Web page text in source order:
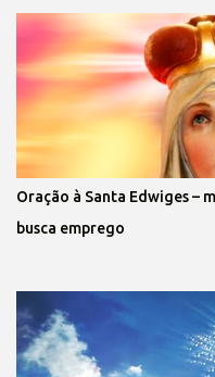
Oração à Santa Edwiges –
busca emprego